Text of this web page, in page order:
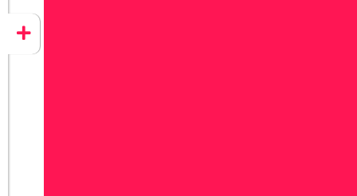
CONZEPT 16
YEET